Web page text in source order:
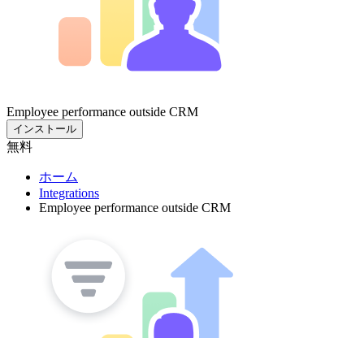
Employee performance outside CRM
インストール
無料
ホーム
Integrations
Employee performance outside CRM